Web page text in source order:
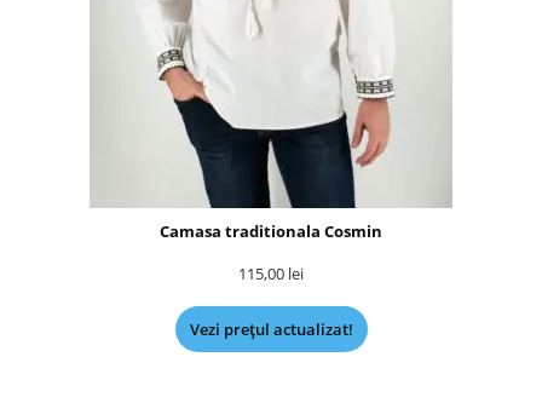
Camasa traditionala Cosmin
115,00 lei
Vezi prețul actualizat!